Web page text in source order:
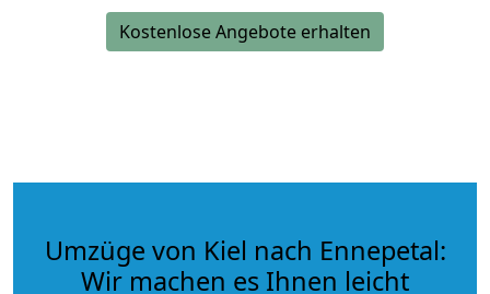
Kostenlose Angebote erhalten
Umzüge von Kiel nach Ennepetal:
Wir machen es Ihnen leicht